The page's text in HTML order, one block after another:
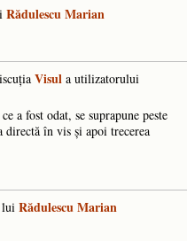
Rădulescu Marian
Visul a utilizatorului
a fost odat, se suprapune peste
directă în vis și apoi trecerea
lui Rădulescu Marian